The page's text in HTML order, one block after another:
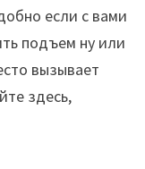
если с вами
подъем ну или
вызывает
здесь,